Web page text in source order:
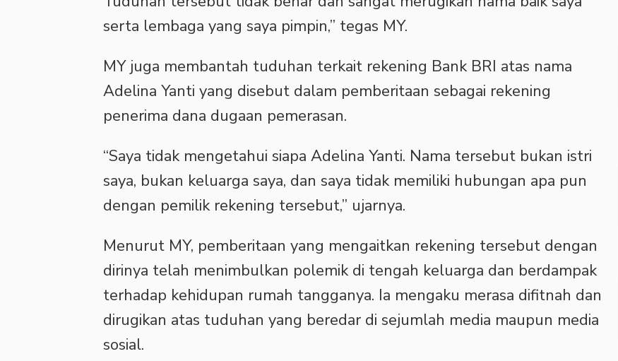
serta lembaga yang saya pimpin,” tegas MY.
MY juga membantah tuduhan terkait rekening Bank BRI atas nama
Adelina Yanti yang disebut dalam pemberitaan sebagai rekening
penerima dana dugaan pemerasan.
“Saya tidak mengetahui siapa Adelina Yanti. Nama tersebut bukan istri
saya, bukan keluarga saya, dan saya tidak memiliki hubungan apa pun
dengan pemilik rekening tersebut,” ujarnya.
Menurut MY, pemberitaan yang mengaitkan rekening tersebut dengan
dirinya telah menimbulkan polemik di tengah keluarga dan berdampak
terhadap kehidupan rumah tangganya. Ia mengaku merasa difitnah dan
dirugikan atas tuduhan yang beredar di sejumlah media maupun media
sosial.